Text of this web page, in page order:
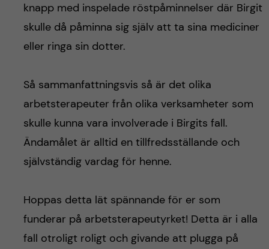
knapp med inspelade röstpåminnelser där Birgit
skulle då påminna sig själv att ta sina mediciner
eller ringa sin dotter.
Så sammanfattningsvis så är det olika
arbetsterapeuter från olika verksamheter som
skulle kunna vara involverade i Birgits fall.
Ändamålet är alltid en tillfredsställande och
självständig vardag för henne.
Hoppas detta lät spännande för er som
funderar på arbetsterapeutyrket! Detta är i alla
fall otroligt roligt och givande att plugga på